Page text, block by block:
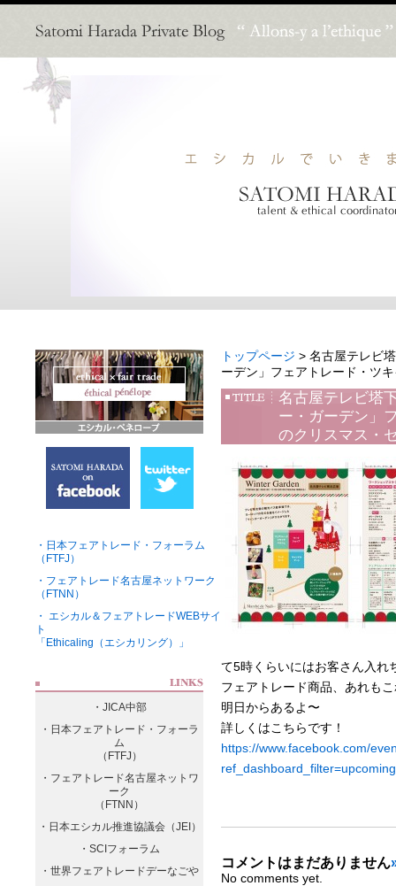
・日本フェアトレード・フォーラム
（FTFJ）
・フェアトレード名古屋ネットワーク
（FTNN）
・ エシカル＆フェアトレードWEBサイ
ト
「Ethicaling（エシカリング）」
・JICA中部
・日本フェアトレード・フォーラ
ム
（FTFJ）
・フェアトレード名古屋ネットワ
ーク
（FTNN）
・日本エシカル推進協議会（JEI）
・SCIフォーラム
・世界フェアトレードデーなごや
トップページ > 名古屋テレビ
ーデン」フェアトレード・ツ
名古屋テレビ塔
ー・ガーデン」
のクリスマス・
て5時くらいにはお客さん入れ
フェアトレード商品、あれも
明日からあるよ〜
詳しくはこちらです！
https://www.facebook.com/
ref_dashboard_filter=upcoming
コメントはまだありません
No comments yet.